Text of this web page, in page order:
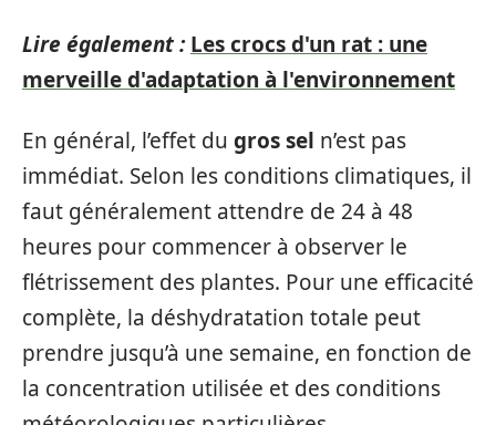
Lire également : Les crocs d'un rat : une
merveille d'adaptation à l'environnement
En général, l’effet du gros sel n’est pas
immédiat. Selon les conditions climatiques, il
faut généralement attendre de 24 à 48
heures pour commencer à observer le
flétrissement des plantes. Pour une efficacité
complète, la déshydratation totale peut
prendre jusqu’à une semaine, en fonction de
la concentration utilisée et des conditions